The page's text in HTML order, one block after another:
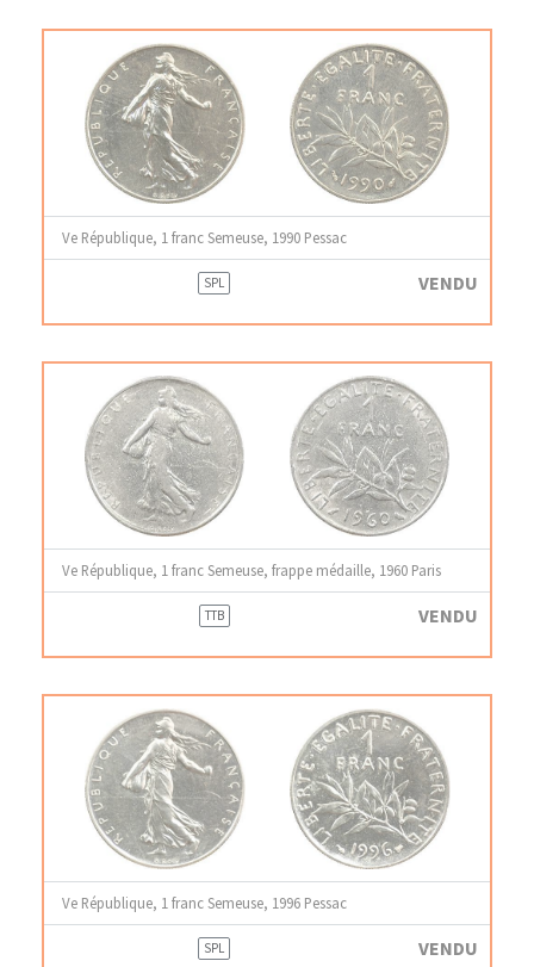
Ve République, 1 franc Semeuse, 1990 Pessac
SPL VENDU
Ve République, 1 franc Semeuse, frappe médaille, 1960 Paris
TTB VENDU
Ve République, 1 franc Semeuse, 1996 Pessac
SPL VENDU